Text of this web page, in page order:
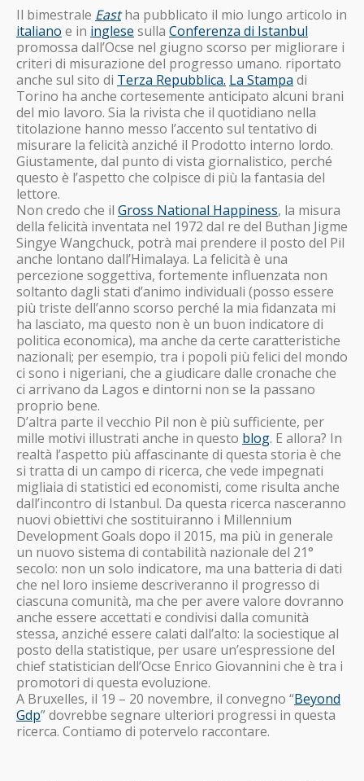
Il bimestrale Eastha pubblicato il mio lungo articolo in
italiano e in inglese sulla Conferenza di Istanbul
promossa dall’Ocse nel giugno scorso per migliorare i
criteri di misurazione del progresso umano. riportato
anche sul sito di Terza Repubblica. La Stampa di
Torino ha anche cortesemente anticipato alcuni brani
del mio lavoro. Sia la rivista che il quotidiano nella
titolazione hanno messo l’accento sul tentativo di
misurare la felicità anziché il Prodotto interno lordo.
Giustamente, dal punto di vista giornalistico, perché
questo è l’aspetto che colpisce di più la fantasia del
lettore.
Non credo che il Gross National Happiness, la misura
della felicità inventata nel 1972 dal re del Buthan Jigme
Singye Wangchuck, potrà mai prendere il posto del Pil
anche lontano dall’Himalaya. La felicità è una
percezione soggettiva, fortemente influenzata non
soltanto dagli stati d’animo individuali (posso essere
più triste dell’anno scorso perché la mia fidanzata mi
ha lasciato, ma questo non è un buon indicatore di
politica economica), ma anche da certe caratteristiche
nazionali; per esempio, tra i popoli più felici del mondo
ci sono i nigeriani, che a giudicare dalle cronache che
ci arrivano da Lagos e dintorni non se la passano
proprio bene.
D’altra parte il vecchio Pil non è più sufficiente, per
mille motivi illustrati anche in questo blog. E allora? In
realtà l’aspetto più affascinante di questa storia è che
si tratta di un campo di ricerca, che vede impegnati
migliaia di statistici ed economisti, come risulta anche
dall’incontro di Istanbul. Da questa ricerca nasceranno
nuovi obiettivi che sostituiranno i Millennium
Development Goals dopo il 2015, ma più in generale
un nuovo sistema di contabilità nazionale del 21°
secolo: non un solo indicatore, ma una batteria di dati
che nel loro insieme descriveranno il progresso di
ciascuna comunità, ma che per avere valore dovranno
anche essere accettati e condivisi dalla comunità
stessa, anziché essere calati dall’alto: la sociestique al
posto della statistique, per usare un’espressione del
chief statistician dell’Ocse Enrico Giovannini che è tra i
promotori di questa evoluzione.
A Bruxelles, il 19 – 20 novembre, il convegno “Beyond
Gdp” dovrebbe segnare ulteriori progressi in questa
ricerca. Contiamo di potervelo raccontare.